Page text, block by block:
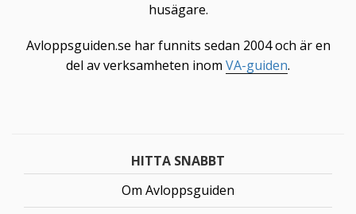
husägare.
Avloppsguiden.se har funnits sedan 2004 och är en
del av verksamheten inom VA-guiden.
HITTA SNABBT
Om Avloppsguiden